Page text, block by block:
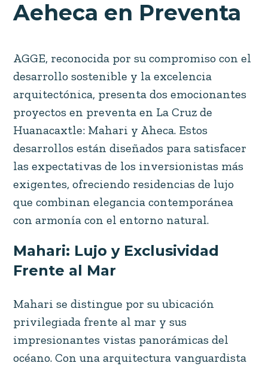
Aeheca en Preventa
AGGE, reconocida por su compromiso con el
desarrollo sostenible y la excelencia
arquitectónica, presenta dos emocionantes
proyectos en preventa en La Cruz de
Huanacaxtle: Mahari y Aheca. Estos
desarrollos están diseñados para satisfacer
las expectativas de los inversionistas más
exigentes, ofreciendo residencias de lujo
que combinan elegancia contemporánea
con armonía con el entorno natural.
Mahari: Lujo y Exclusividad
Frente al Mar
Mahari se distingue por su ubicación
privilegiada frente al mar y sus
impresionantes vistas panorámicas del
océano. Con una arquitectura vanguardista